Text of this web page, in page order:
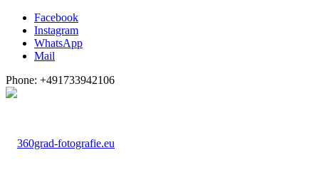
Facebook
Instagram
WhatsApp
Mail
Phone: +491733942106